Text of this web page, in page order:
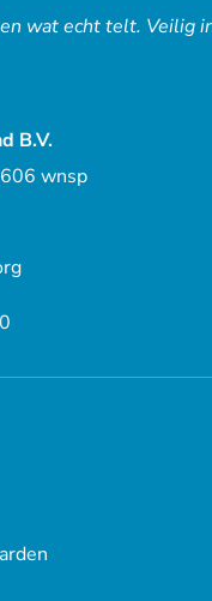
wat echt telt. Veilig
B.V.
wnsp